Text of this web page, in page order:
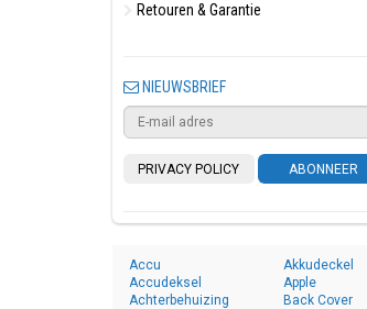
Retouren & Garantie
NIEUWSBRIEF
PRIVACY POLICY ABONNEER
Accu
Accudeksel
Achterbehuizing
Akkudeckel
Apple
Back Cover